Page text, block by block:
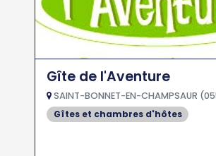
Gîte de l'Aventure
SAINT-BONNET-EN-CHAMPSAUR
Gîtes et chambres d'hôtes